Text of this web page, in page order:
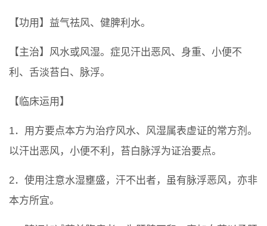
【功用】益气祛风、健脾利水。
【主治】风水或风湿。症见汗出恶风、身重、小便不
利、舌淡苔白、脉浮。
【临床运用】
1．用方要点本方为治疗风水、风湿属表虚证的常方剂。
以汗出恶风，小便不利，苔白脉浮为证治要点。
2．使用注意水湿壅盛，汗不出者，虽有脉浮恶风，亦非
本方所宜。